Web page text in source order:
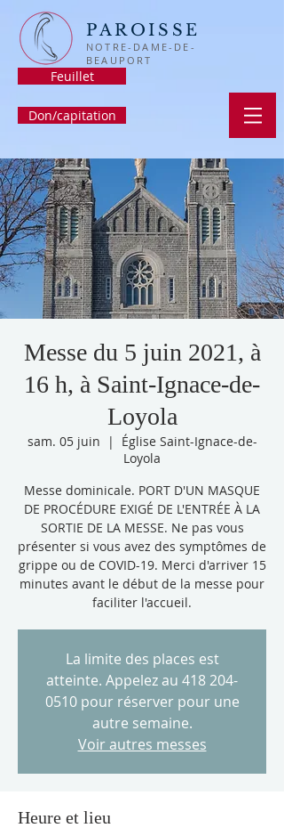
PAROISSE
NOTRE-DAME-DE-
BEAUPORT
Feuillet
Don/capitation
Messe du 5 juin 2021, à
16 h, à Saint-Ignace-de-
Loyola
sam. 05 juin
  |
Église Saint-Ignace-de-
Loyola
Messe dominicale. PORT D'UN MASQUE
DE PROCÉDURE EXIGÉ DE L'ENTRÉE À LA
SORTIE DE LA MESSE. Ne pas vous
présenter si vous avez des symptômes de
grippe ou de COVID-19. Merci d'arriver 15
minutes avant le début de la messe pour
faciliter l'accueil.
La limite des places est
atteinte. Appelez au 418 204-
0510 pour réserver pour une
autre semaine.
Voir autres messes
Heure et lieu